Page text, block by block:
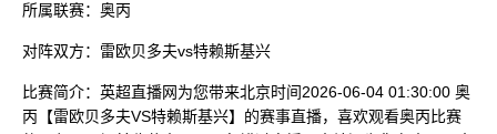
所属联赛： 奥丙
对阵双方： 雷欧贝多夫vs特赖斯基兴
比赛简介： 英超直播网为您带来北京时间2026-06-04 01:30:00 奥
丙【雷欧贝多夫VS特赖斯基兴】的赛事直播，喜欢观看奥丙比赛